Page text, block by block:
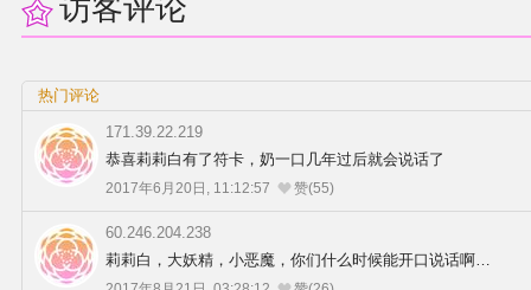
访客评论
热门评论
171.39.22.219
恭喜莉莉白有了符卡，奶一口几年过后就会说话了
2017年6月20日, 11:12:57 赞(55)
60.246.204.238
莉莉白，大妖精，小恶魔，你们什么时候能开口说话啊…